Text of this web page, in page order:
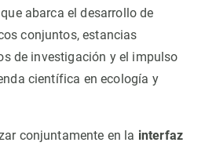
abarca el desarrollo de
conjuntos, estancias
de investigación y el impulso
científica en ecología y
conjuntamente en la interfaz